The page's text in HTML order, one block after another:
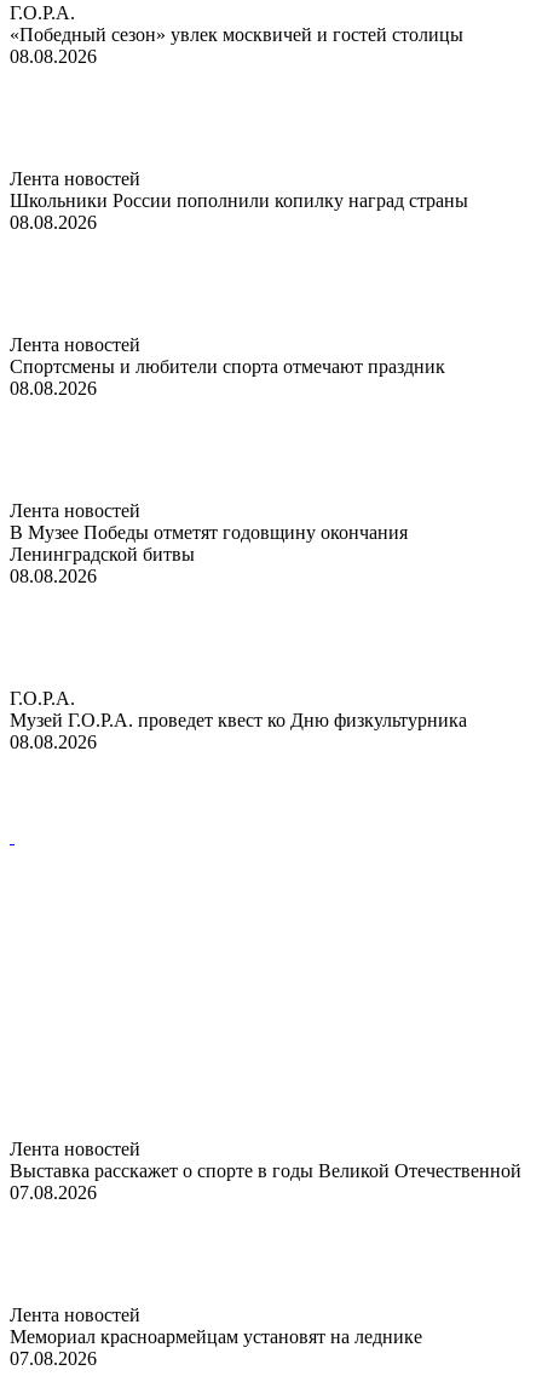
Г.О.Р.А.
«Победный сезон» увлек москвичей и гостей столицы
08.08.2026
Лента новостей
Школьники России пополнили копилку наград страны
08.08.2026
Лента новостей
Спортсмены и любители спорта отмечают праздник
08.08.2026
Лента новостей
В Музее Победы отметят годовщину окончания
Ленинградской битвы
08.08.2026
Г.О.Р.А.
Музей Г.О.Р.А. проведет квест ко Дню физкультурника
08.08.2026
Лента новостей
Выставка расскажет о спорте в годы Великой Отечественной
07.08.2026
Лента новостей
Мемориал красноармейцам установят на леднике
07.08.2026